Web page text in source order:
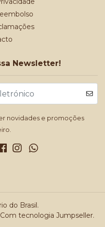
Newsletter!
novidades e promoções
do Brasil.
Com tecnologia Jumpseller.